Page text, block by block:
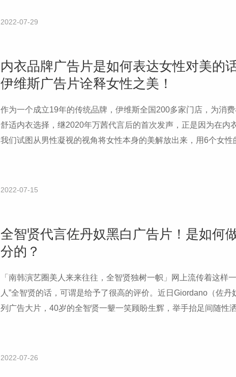
2022-07-29
内衣品牌广告片是如何表达女性对美的
伊维斯广告片诠释女性之美！
作为一个成立19年的传统品牌，伊维斯全国200多家门店，为消
舒适内衣选择，继2020年万茜代言后的首次发声，正是因为在内衣
我们试图从男性凝视的视角将女性本身的美解放出来，用6个女性
2022-07-15
全智贤代言佐丹奴黑白广告片！是如何
分的？
「南韩演艺圈美人来来往往，全智贤独树一帜」网上流传着这样
人”全智贤的话，可谓是给予了很高的评价。近日Giordano（佐丹
列广告大片，40岁的全智贤一颦一笑顾盼生辉，举手抬足间随性
2022-07-26